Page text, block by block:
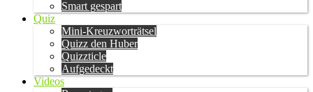
Smart gespart
Quiz
Mini-Kreuzworträtsel
Quizz den Huber
Quizzticle
Aufgedeckt
Videos